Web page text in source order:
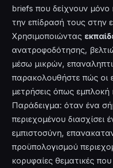
briefs που δείχνουν
την επίδρασή τους στην
Χρησιμοποιώντας
ανατροφοδότησης,
μέσω μικρών,
παρακολουθήστε πώς οι
μετρήσεις όπως εμπλοκή
Παράδειγμα: όταν ένα
περιεχομένου διασχίσει
εμπιστοσύνη,
προϋπολογισμού
κορυφαίες θεματικές